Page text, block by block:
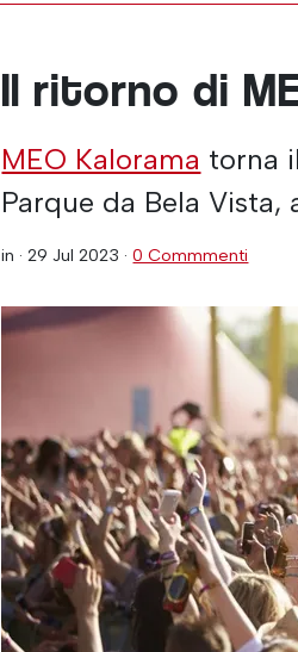
Il ritorno di
MEO Kalorama torna
Parque da Bela Vista,
in ·29 Jul 2023 ·0 Commmenti